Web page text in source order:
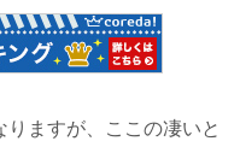
ますが、ここの凄いと